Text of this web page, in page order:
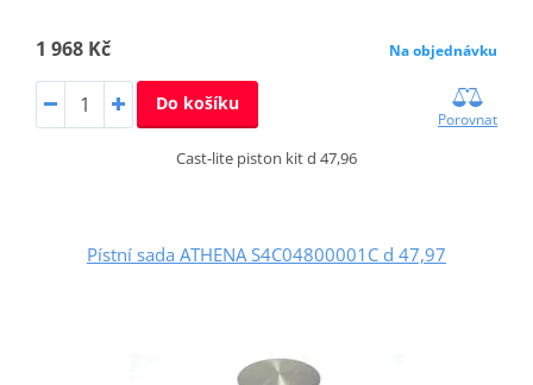
1 968 Kč Na objednávku
Do košíku
Porovnat
Cast-lite piston kit d 47,96
Pístní sada ATHENA S4C04800001C d 47,97